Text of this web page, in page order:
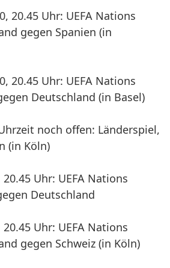
20.45 Uhr: UEFA Nations
gegen Spanien (in
20.45 Uhr: UEFA Nations
Deutschland (in Basel)
noch offen: Länderspiel,
(in Köln)
Uhr: UEFA Nations
Deutschland
Uhr: UEFA Nations
gegen Schweiz (in Köln)